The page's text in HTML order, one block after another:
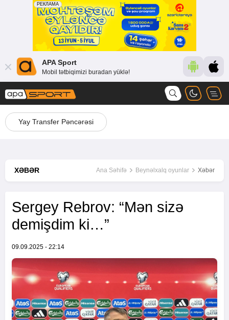
APA Sport
Mobil tətbiqimizi buradan yüklə!
Yay Transfer Pəncərəsi
XƏBƏR Ana Səhifə Beynəlxalq oyunlar Xəbər
Sergey Rebrov: “Mən sizə
demişdim ki…”
09.09.2025 - 22:14